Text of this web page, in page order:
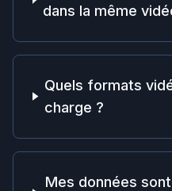
dans la même
Quels formats
charge ?
Mes données